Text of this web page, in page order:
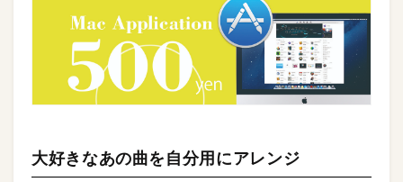
大好きなあの曲を自分用にアレンジ